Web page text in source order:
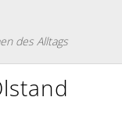
des Alltags